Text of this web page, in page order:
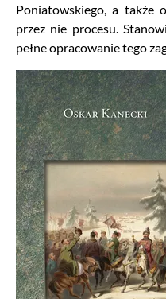
Poniatowskiego, a także
przez nie procesu.
pełne opracowanie tego